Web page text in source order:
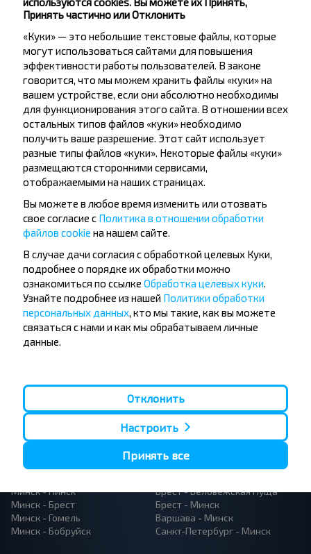
Хотите
путешествовать
дешевле?
Не пропусти специальные акции, скидки и
другие интересные предложения INFOBUS.
Подпишись на получение новостей и
путешествуй с нами дешевле!
Подписаться
Популярные автобусные
направления
Минск - Несвиж
Минск - Пинск
Минск - Брест
Минск - Гомель
Минск - Бобруйск
Минск - Барановичи
Брест - Беловежская Пуща
Брест - Минск
Варшава - Минск
Санкт-Петербург - Минск
Принять частично или Отклонить
«Куки» — это небольшие текстовые файлы, которые
могут использоваться сайтами для повышения
эффективности работы пользователей. В законе
говорится, что мы можем хранить файлы «куки» на
вашем устройстве, если они абсолютно необходимы
для функционирования этого сайта. В отношении всех
остальных типов файлов «куки» необходимо
получить ваше разрешение. Этот сайт использует
разные типы файлов «куки». Некоторые файлы «куки»
размещаются сторонними сервисами,
отображаемыми на наших страницах.
Вы можете в любое время изменить или отозвать
свое согласие с Политика в отношении обработки
файлов cookie на нашем сайте.
В случае дачи согласия с обработкой целевых Куки,
подробнее о порядке их обработки можно
ознакомиться по ссылке Обработка целевых куки.
Узнайте подробнее из нашей Политики обработки
персональных данных, кто мы такие, как вы можете
связаться с нами и как мы обрабатываем личные
данные.
Отклонить
Настроить
Принять все